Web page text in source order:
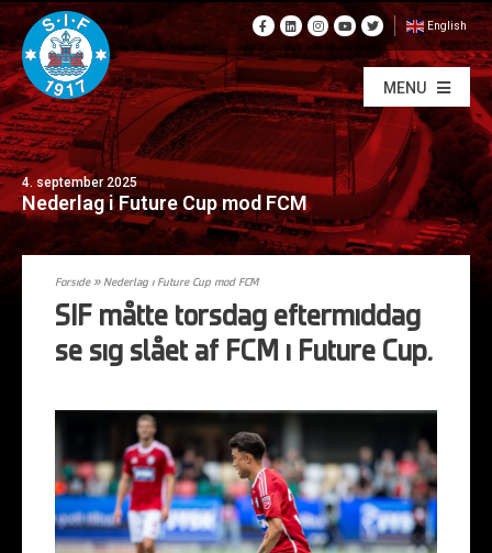
English
MENU
4. september 2025
Nederlag i Future Cup mod FCM
Forside»Nederlag i Future Cup mod FCM
SIF måtte torsdag eftermiddag
se sig slået af FCM i Future Cup.